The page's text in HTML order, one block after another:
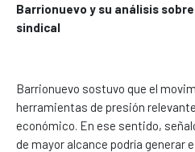
Barrionuevo y su análisis
sindical
Barrionuevo sostuvo que el
herramientas de presión
económico. En ese sentido,
de mayor alcance podría